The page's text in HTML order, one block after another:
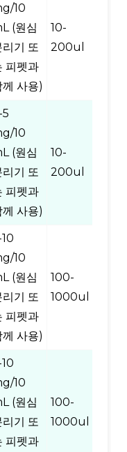
10
(원심
리기 또
피펫과
께 사용)
10-
200ul
10
(원심
리기 또
피펫과
께 사용)
10-
200ul
10
(원심
리기 또
피펫과
께 사용)
100-
1000ul
10
(원심
리기 또
피펫과
100-
1000ul